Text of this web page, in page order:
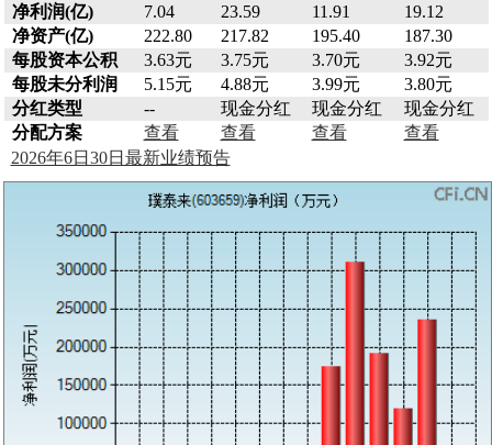
净利润(亿)
7.04 23.59 11.91
19.12
净资产(亿)
222.80 217.82 195.40
187.30
每股资本公积
3.63元 3.75元 3.70元
3.92元
每股未分利润
5.15元 4.88元 3.99元
3.80元
分红类型
-- 现金分红 现金分红
现金分红
分配方案
查看 查看 查看
查看
2026年6日30日最新业绩预告